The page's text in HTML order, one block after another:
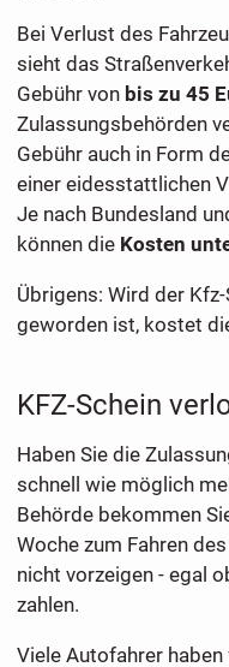
Bei Verlust des
sieht das
Gebühr von bis zu 45
Zulassungsbehörden
Gebühr auch in Form
einer eidesstattlichen
Je nach Bundesland
können die Kosten
Übrigens: Wird der
geworden ist, kostet
KFZ-Schein
Haben Sie die
schnell wie möglich
Behörde bekommen
Woche zum Fahren
nicht vorzeigen - egal
zahlen.
Viele Autofahrer